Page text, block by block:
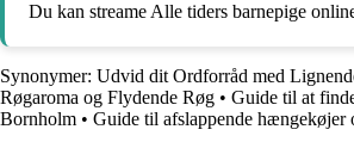
Du kan streame Alle tiders barnepige
Synonymer: Udvid dit Ordforråd med
Røgaroma og Flydende Røg • Guide til at
Bornholm • Guide til afslappende